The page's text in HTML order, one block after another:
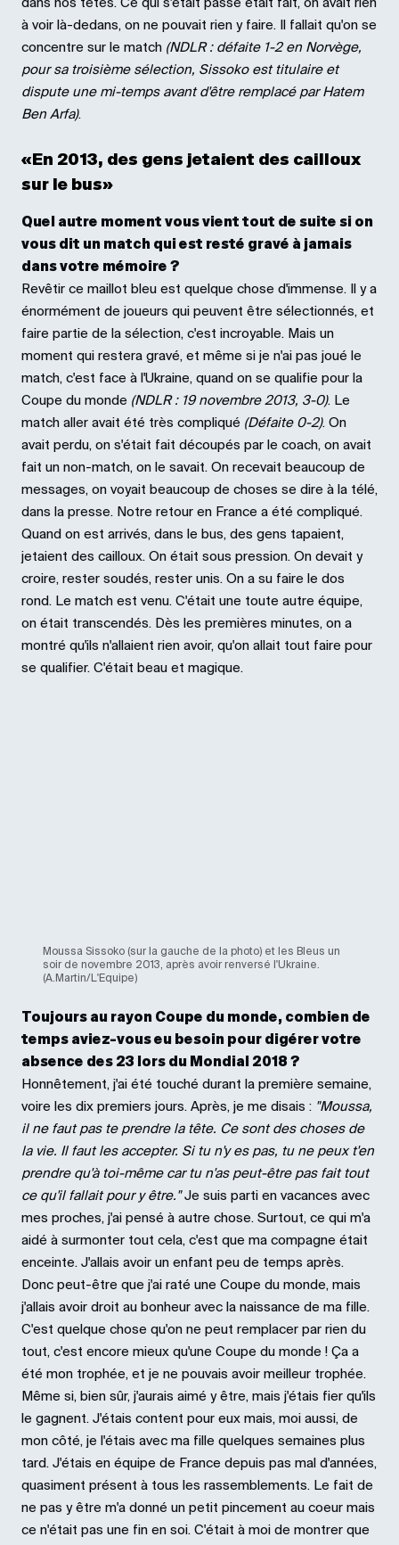
à voir là-dedans, on ne pouvait rien y faire. Il fallait qu'on se
concentre sur le match (NDLR : défaite 1-2 en Norvège,
pour sa troisième sélection, Sissoko est titulaire et
dispute une mi-temps avant d'être remplacé par Hatem
Ben Arfa).
«En 2013, des gens jetaient des cailloux
sur le bus»
Quel autre moment vous vient tout de suite si on
vous dit un match qui est resté gravé à jamais
dans votre mémoire ?
Revêtir ce maillot bleu est quelque chose d'immense. Il y a
énormément de joueurs qui peuvent être sélectionnés, et
faire partie de la sélection, c'est incroyable. Mais un
moment qui restera gravé, et même si je n'ai pas joué le
match, c'est face à l'Ukraine, quand on se qualifie pour la
Coupe du monde (NDLR : 19 novembre 2013, 3-0). Le
match aller avait été très compliqué (Défaite 0-2). On
avait perdu, on s'était fait découpés par le coach, on avait
fait un non-match, on le savait. On recevait beaucoup de
messages, on voyait beaucoup de choses se dire à la télé,
dans la presse. Notre retour en France a été compliqué.
Quand on est arrivés, dans le bus, des gens tapaient,
jetaient des cailloux. On était sous pression. On devait y
croire, rester soudés, rester unis. On a su faire le dos
rond. Le match est venu. C'était une toute autre équipe,
on était transcendés. Dès les premières minutes, on a
montré qu'ils n'allaient rien avoir, qu'on allait tout faire pour
se qualifier. C'était beau et magique.
Moussa Sissoko (sur la gauche de la photo) et les Bleus un
soir de novembre 2013, après avoir renversé l'Ukraine.
(A.Martin/L'Equipe)
Toujours au rayon Coupe du monde, combien de
temps aviez-vous eu besoin pour digérer votre
absence des 23 lors du Mondial 2018 ?
Honnêtement, j'ai été touché durant la première semaine,
voire les dix premiers jours. Après, je me disais : "Moussa,
il ne faut pas te prendre la tête. Ce sont des choses de
la vie. Il faut les accepter. Si tu n'y es pas, tu ne peux t'en
prendre qu'à toi-même car tu n'as peut-être pas fait tout
ce qu'il fallait pour y être."Je suis parti en vacances avec
mes proches, j'ai pensé à autre chose. Surtout, ce qui m'a
aidé à surmonter tout cela, c'est que ma compagne était
enceinte. J'allais avoir un enfant peu de temps après.
Donc peut-être que j'ai raté une Coupe du monde, mais
j'allais avoir droit au bonheur avec la naissance de ma fille.
C'est quelque chose qu'on ne peut remplacer par rien du
tout, c'est encore mieux qu'une Coupe du monde ! Ça a
été mon trophée, et je ne pouvais avoir meilleur trophée.
Même si, bien sûr, j'aurais aimé y être, mais j'étais fier qu'ils
le gagnent. J'étais content pour eux mais, moi aussi, de
mon côté, je l'étais avec ma fille quelques semaines plus
tard. J'étais en équipe de France depuis pas mal d'années,
quasiment présent à tous les rassemblements. Le fait de
ne pas y être m'a donné un petit pincement au coeur mais
ce n'était pas une fin en soi. C'était à moi de montrer que